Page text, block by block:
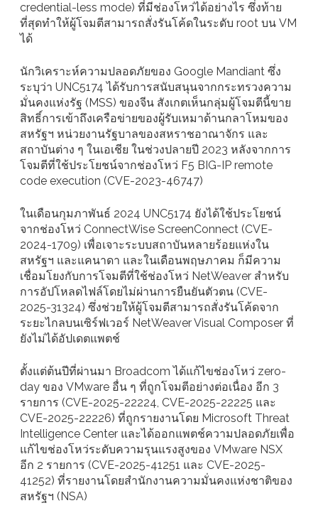
credential-less mode) ที่มีช่องโหว่ได้อย่างไร ซึ่งท้าย
ที่สุดทำให้ผู้โจมตีสามารถสั่งรันโค้ดในระดับ root บน VM
ได้
นักวิเคราะห์ความปลอดภัยของ Google Mandiant ซึ่ง
ระบุว่า UNC5174 ได้รับการสนับสนุนจากกระทรวงความ
มั่นคงแห่งรัฐ (MSS) ของจีน สังเกตเห็นกลุ่มผู้โจมตีนี้ขาย
สิทธิ์การเข้าถึงเครือข่ายของผู้รับเหมาด้านกลาโหมของ
สหรัฐฯ หน่วยงานรัฐบาลของสหราชอาณาจักร และ
สถาบันต่าง ๆ ในเอเชีย ในช่วงปลายปี 2023 หลังจากการ
โจมตีที่ใช้ประโยชน์จากช่องโหว่ F5 BIG-IP remote
code execution (CVE-2023-46747)
ในเดือนกุมภาพันธ์ 2024 UNC5174 ยังได้ใช้ประโยชน์
จากช่องโหว่ ConnectWise ScreenConnect (CVE-
2024-1709) เพื่อเจาะระบบสถาบันหลายร้อยแห่งใน
สหรัฐฯ และแคนาดา และในเดือนพฤษภาคม ก็มีความ
เชื่อมโยงกับการโจมตีที่ใช้ช่องโหว่ NetWeaver สำหรับ
การอัปโหลดไฟล์โดยไม่ผ่านการยืนยันตัวตน (CVE-
2025-31324) ซึ่งช่วยให้ผู้โจมตีสามารถสั่งรันโค้ดจาก
ระยะไกลบนเซิร์ฟเวอร์ NetWeaver Visual Composer ที่
ยังไม่ได้อัปเดตแพตช์
ตั้งแต่ต้นปีที่ผ่านมา Broadcom ได้แก้ไขช่องโหว่ zero-
day ของ VMware อื่น ๆ ที่ถูกโจมตีอย่างต่อเนื่อง อีก 3
รายการ (CVE-2025-22224, CVE-2025-22225 และ
CVE-2025-22226) ที่ถูกรายงานโดย Microsoft Threat
Intelligence Center และได้ออกแพตช์ความปลอดภัยเพื่อ
แก้ไขช่องโหว่ระดับความรุนแรงสูงของ VMware NSX
อีก 2 รายการ (CVE-2025-41251 และ CVE-2025-
41252) ที่รายงานโดยสำนักงานความมั่นคงแห่งชาติของ
สหรัฐฯ (NSA)